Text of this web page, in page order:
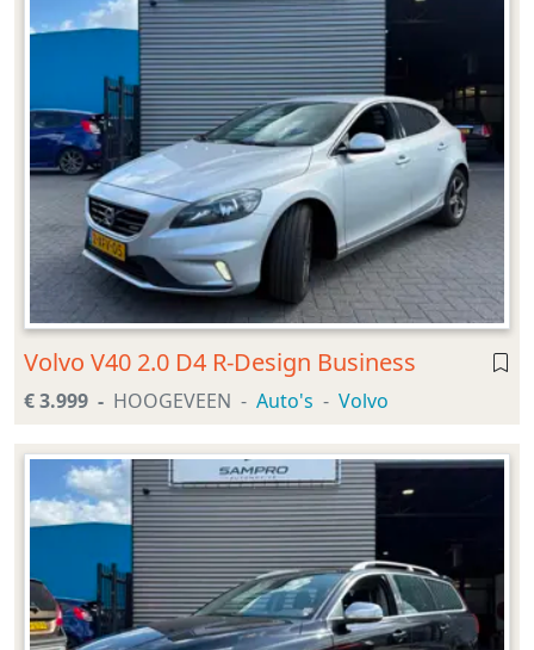
Volvo V40 2.0 D4 R-Design Business
€ 3.999 HOOGEVEEN Auto's Volvo